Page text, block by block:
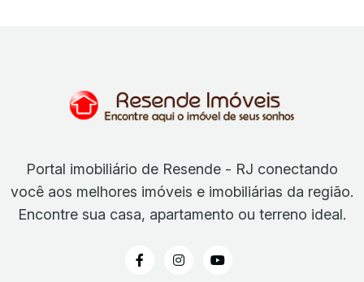
Portal imobiliário de Resende - RJ conectando
você aos melhores imóveis e imobiliárias da região.
Encontre sua casa, apartamento ou terreno ideal.